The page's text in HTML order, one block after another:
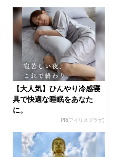
【大人気】ひんやり冷感寝
具で快適な睡眠をあなた
に。
PR(アイリスプラザ)